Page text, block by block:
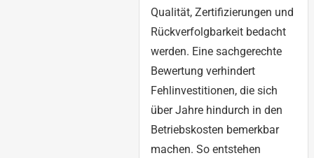
Qualität, Zertifizierungen und
Rückverfolgbarkeit bedacht
werden. Eine sachgerechte
Bewertung verhindert
Fehlinvestitionen, die sich
über Jahre hindurch in den
Betriebskosten bemerkbar
machen. So entstehen